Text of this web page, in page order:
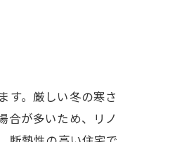
す。厳しい冬の寒さ
合が多いため、リノ